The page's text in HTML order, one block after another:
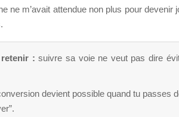
ne m’avait attendue non plus pour devenir
retenir : suivre sa voie ne veut pas dire
devient possible quand tu passes